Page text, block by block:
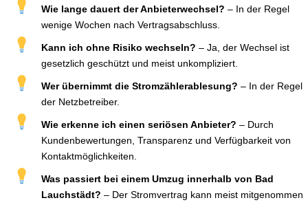
Wie lange dauert der Anbieterwechsel? – In der Regel
wenige Wochen nach Vertragsabschluss.
Kann ich ohne Risiko wechseln? – Ja, der Wechsel ist
gesetzlich geschützt und meist unkompliziert.
Wer übernimmt die Stromzählerablesung? – In der Regel
der Netzbetreiber.
Wie erkenne ich einen seriösen Anbieter? – Durch
Kundenbewertungen, Transparenz und Verfügbarkeit von
Kontaktmöglichkeiten.
Was passiert bei einem Umzug innerhalb von Bad
Lauchstädt? – Der Stromvertrag kann meist mitgenommen